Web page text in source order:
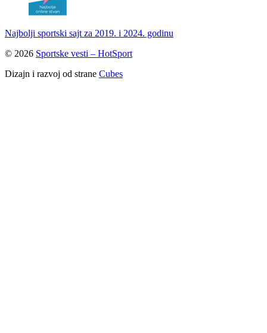
Najbolji sportski sajt za 2019. i 2024. godinu
© 2026 Sportske vesti – HotSport
Dizajn i razvoj od strane Cubes